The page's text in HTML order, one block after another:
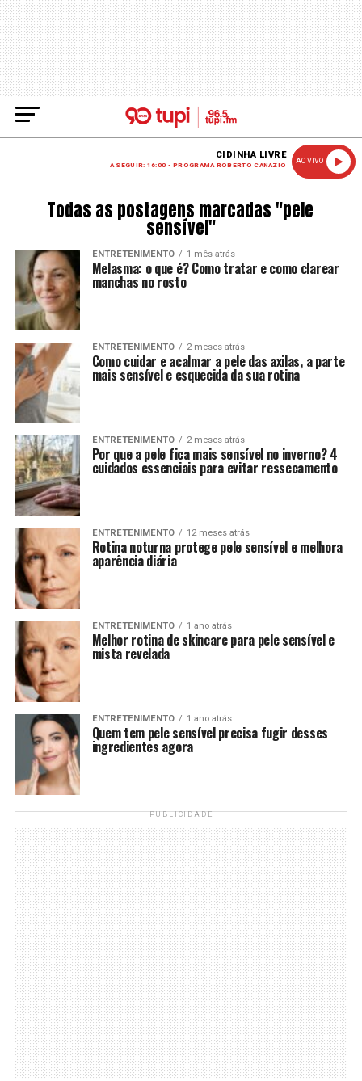
CIDINHA LIVRE
A SEGUIR: 16:00 - PROGRAMA ROBERTO CANAZIO
AO VIVO
Todas as postagens marcadas "pele
sensível"
ENTRETENIMENTO 1 mês atrás
Melasma: o que é? Como tratar e como clarear
manchas no rosto
ENTRETENIMENTO 2 meses atrás
Como cuidar e acalmar a pele das axilas, a parte
mais sensível e esquecida da sua rotina
ENTRETENIMENTO 2 meses atrás
Por que a pele fica mais sensível no inverno? 4
cuidados essenciais para evitar ressecamento
ENTRETENIMENTO 12 meses atrás
Rotina noturna protege pele sensível e melhora
aparência diária
ENTRETENIMENTO 1 ano atrás
Melhor rotina de skincare para pele sensível e
mista revelada
ENTRETENIMENTO 1 ano atrás
Quem tem pele sensível precisa fugir desses
ingredientes agora
PUBLICIDADE